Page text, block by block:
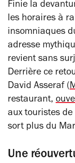
Finie la
les horaires à
insomniaques
adresse
revient sans
Derrière ce
David Asseraf (
restaurant,
aux touristes de
sort plus du
Une